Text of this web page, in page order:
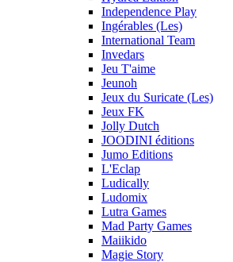
Independence Play
Ingérables (Les)
International Team
Invedars
Jeu T'aime
Jeunoh
Jeux du Suricate (Les)
Jeux FK
Jolly Dutch
JOODINI éditions
Jumo Editions
L'Eclap
Ludically
Ludomix
Lutra Games
Mad Party Games
Maiikido
Magie Story